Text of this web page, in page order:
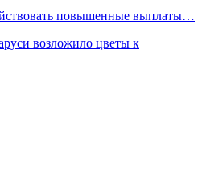
повышенные выплаты…
возложило цветы к